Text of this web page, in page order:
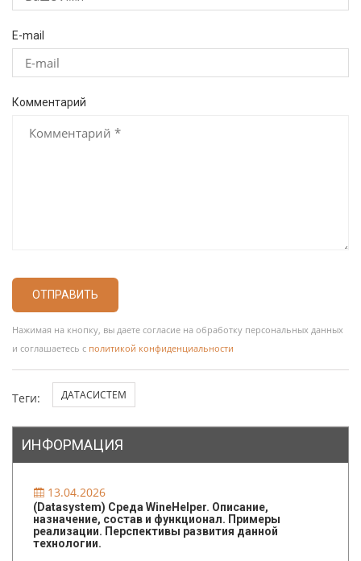
E-mail
Комментарий
ОТПРАВИТЬ
Нажимая на кнопку, вы даете согласие на обработку персональных данных
и соглашаетесь с политикой конфиденциальности
Теги: ДАТАСИСТЕМ
ИНФОРМАЦИЯ
13.04.2026
(Datasystem) Среда WineHelper. Описание,
назначение, состав и функционал. Примеры
реализации. Перспективы развития данной
технологии.